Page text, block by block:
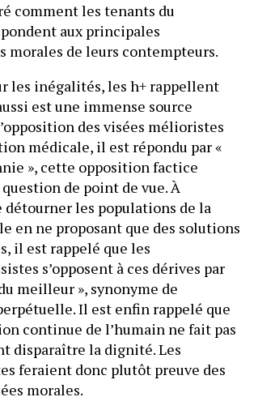
comment les tenants du
aux principales
morales de leurs contempteurs.
les inégalités, les h+ rappellent
est une immense source
des visées mélioristes
médicale, il est répondu par «
», cette opposition factice
question de point de vue. À
détourner les populations de la
en ne proposant que des solutions
il est rappelé que les
s’opposent à ces dérives par
meilleur », synonyme de
Il est enfin rappelé que
continue de l’humain ne fait pas
disparaître la dignité. Les
feraient donc plutôt preuve des
morales.